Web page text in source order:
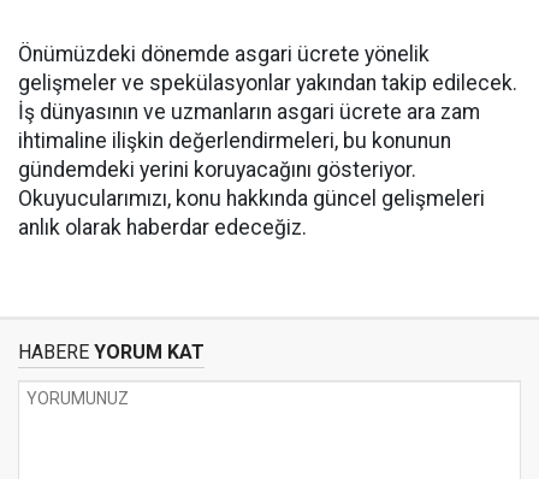
Önümüzdeki dönemde asgari ücrete yönelik
gelişmeler ve spekülasyonlar yakından takip edilecek.
İş dünyasının ve uzmanların asgari ücrete ara zam
ihtimaline ilişkin değerlendirmeleri, bu konunun
gündemdeki yerini koruyacağını gösteriyor.
Okuyucularımızı, konu hakkında güncel gelişmeleri
anlık olarak haberdar edeceğiz.
HABERE YORUM KAT